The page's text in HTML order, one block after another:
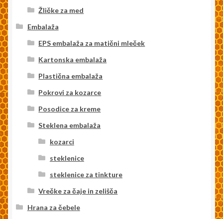
Žličke za med
Embalaža
EPS embalaža za matični mleček
Kartonska embalaža
Plastična embalaža
Pokrovi za kozarce
Posodice za kreme
Steklena embalaža
kozarci
steklenice
steklenice za tinkture
Vrečke za čaje in zelišča
Hrana za čebele